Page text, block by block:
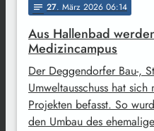
notes 27. März 2026 06:14
Aus Hallenbad
Medizincampus
Der Deggendorfer Bau-,
Umweltausschuss hat
Projekten befasst. So
den Umbau des